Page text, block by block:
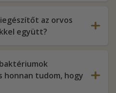
az orvos
együtt?
honnan tudom, hogy